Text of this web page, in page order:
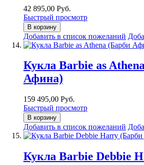
42 895,00 Руб.
Быстрый просмотр
В корзину
Добавить в список пожеланий
Кукла Barbie as
Афина)
159 495,00 Руб.
Быстрый просмотр
В корзину
Добавить в список пожеланий
Кукла Barbie Debbie